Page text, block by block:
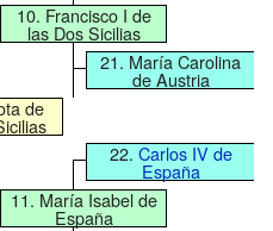
10. Francisco I de
las Dos Sicilias
21. María Carolina
de Austria
de
22. Carlos IV de
España
11. María Isabel de
España